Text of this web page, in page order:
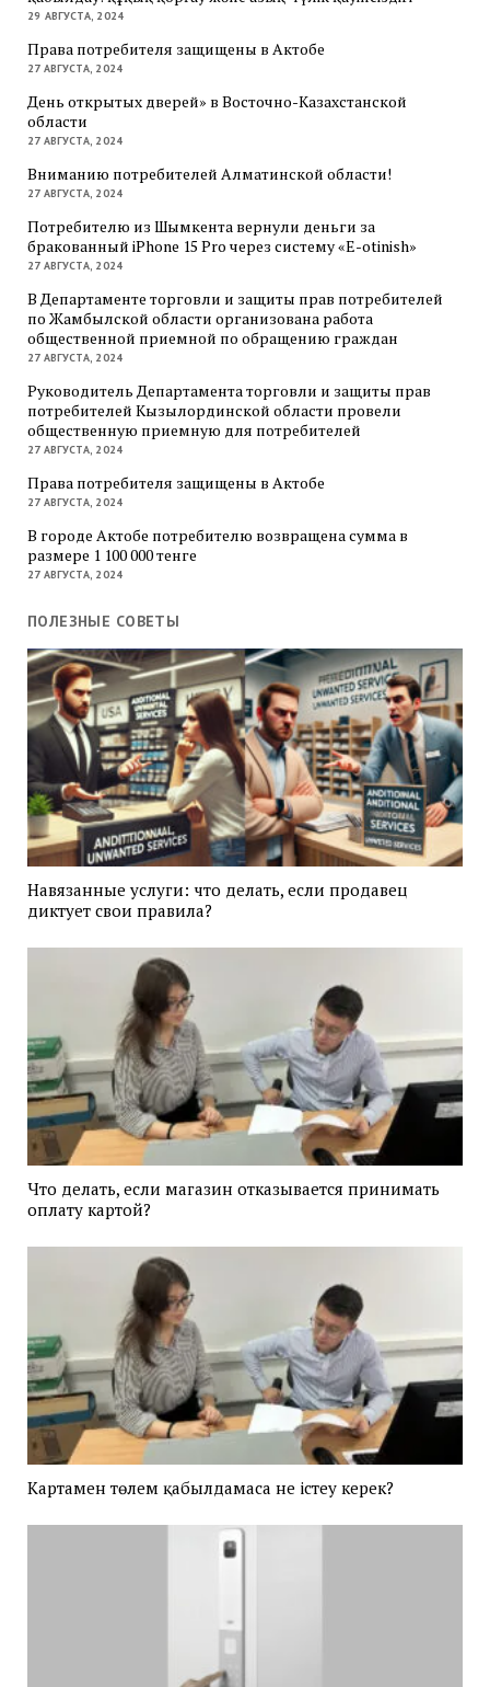
29 АВГУСТА, 2024
Права потребителя защищены в Актобе
27 АВГУСТА, 2024
День открытых дверей» в Восточно-Казахстанской
области
27 АВГУСТА, 2024
Вниманию потребителей Алматинской области!
27 АВГУСТА, 2024
Потребителю из Шымкента вернули деньги за
бракованный iPhone 15 Pro через систему «E-otinish»
27 АВГУСТА, 2024
В Департаменте торговли и защиты прав потребителей
по Жамбылской области организована работа
общественной приемной по обращению граждан
27 АВГУСТА, 2024
Руководитель Департамента торговли и защиты прав
потребителей Кызылординской области провели
общественную приемную для потребителей
27 АВГУСТА, 2024
Права потребителя защищены в Актобе
27 АВГУСТА, 2024
В городе Актобе потребителю возвращена сумма в
размере 1 100 000 тенге
27 АВГУСТА, 2024
ПОЛЕЗНЫЕ СОВЕТЫ
Навязанные услуги: что делать, если продавец
диктует свои правила?
Что делать, если магазин отказывается принимать
оплату картой?
Картамен төлем қабылдамаса не істеу керек?